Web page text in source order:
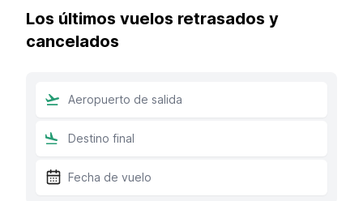
Los últimos vuelos retrasados y
cancelados